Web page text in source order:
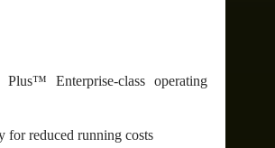
Plus™ Enterprise-class operating
for reduced running costs